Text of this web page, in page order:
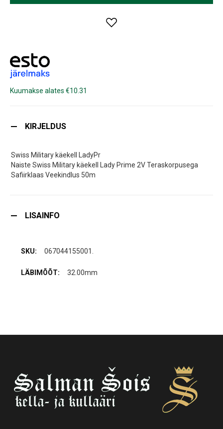
Kuumakse alates €10.31
KIRJELDUS
Swiss Military käekell LadyPr
Naiste Swiss Military käekell Lady Prime 2V Teraskorpusega
Safiirklaas Veekindlus 50m
LISAINFO
067044155001.
32.00mm